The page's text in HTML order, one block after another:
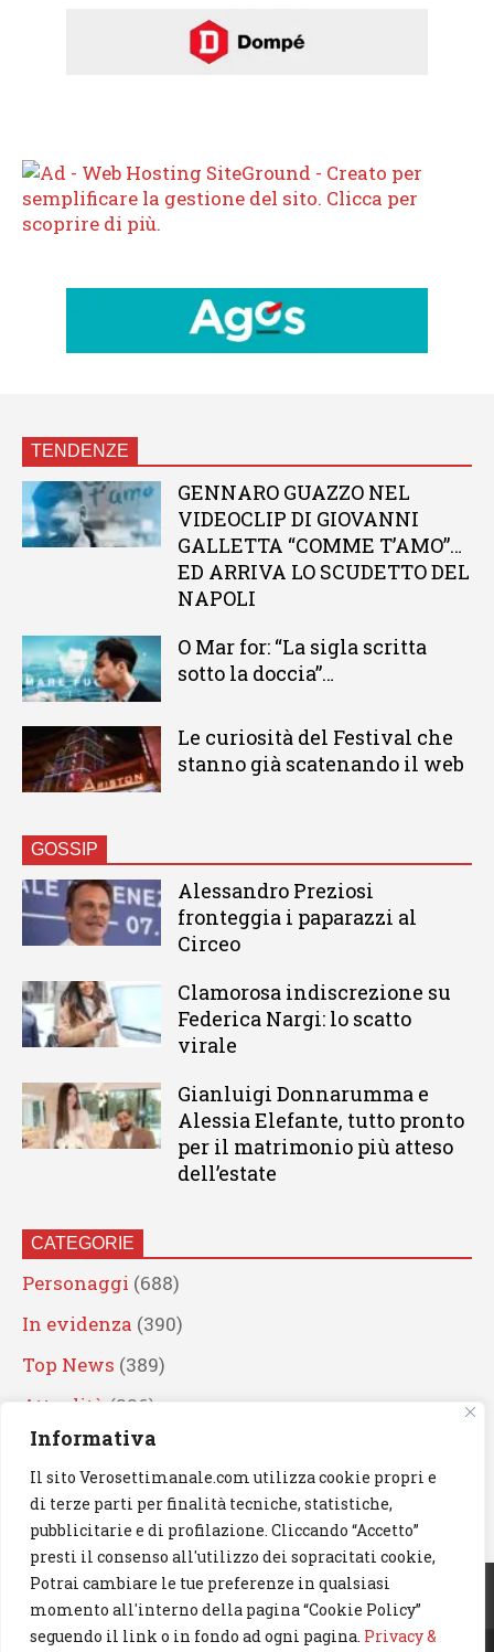
Informativa
Il sito Verosettimanale.com utilizza cookie propri e
di terze parti per finalità tecniche, statistiche,
pubblicitarie e di profilazione. Cliccando “Accetto”
presti il consenso all'utilizzo dei sopracitati cookie,
Potrai cambiare le tue preferenze in qualsiasi
momento all'interno della pagina “Cookie Policy”
seguendo il link o in fondo ad ogni pagina. Privacy &
TENDENZE
GENNARO GUAZZO NEL
VIDEOCLIP DI GIOVANNI
GALLETTA “COMME T’AMO”…
ED ARRIVA LO SCUDETTO DEL
NAPOLI
O Mar for: “La sigla scritta
sotto la doccia”…
Le curiosità del Festival che
stanno già scatenando il web
GOSSIP
Alessandro Preziosi
fronteggia i paparazzi al
Circeo
Clamorosa indiscrezione su
Federica Nargi: lo scatto
virale
Gianluigi Donnarumma e
Alessia Elefante, tutto pronto
per il matrimonio più atteso
dell’estate
CATEGORIE
Personaggi (688)
In evidenza (390)
Top News (389)
Attualità (336)
Eventi(330)
Artisti (241)
News(238)
Cerca